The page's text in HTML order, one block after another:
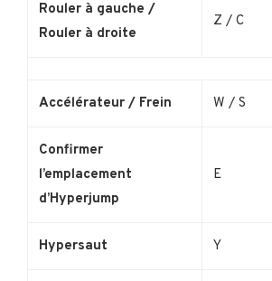
Rouler à gauche /
Rouler à droite
Z / C
Accélérateur / Frein W / S
Confirmer
l’emplacement
d’Hyperjump
E
Hypersaut Y